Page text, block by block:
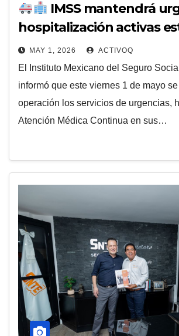
IMSS mantendrá
hospitalización activas
mayo en Querétaro
MAY 1, 2026 ACTIVOQ
El Instituto Mexicano del Seguro
informó que este viernes 1 de mayo
operación los servicios de urgencias,
Atención Médica Continua en sus…